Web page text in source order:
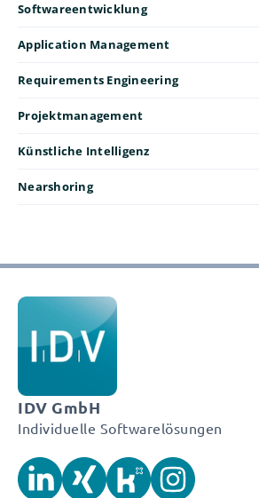
Softwareentwicklung
Application Management
Requirements Engineering
Projektmanagement
Künstliche Intelligenz
Nearshoring
IDV GmbH
Individuelle Softwarelösungen